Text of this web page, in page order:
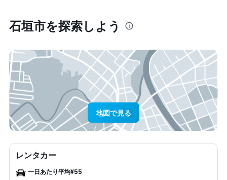
石垣市​を探索しよう
地図で見る
レンタカー
一日あたり平均¥55